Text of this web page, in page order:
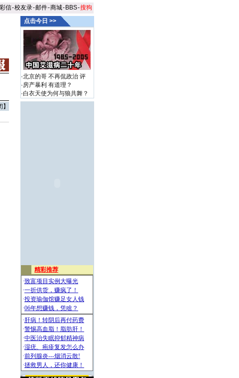
彩信-校友录-邮件-商城- BBS-搜狗
】
点击今日 >>
·北京的哥 不再侃政治 评
·房产暴利 有道理？
·白衣天使为何与狼共舞？